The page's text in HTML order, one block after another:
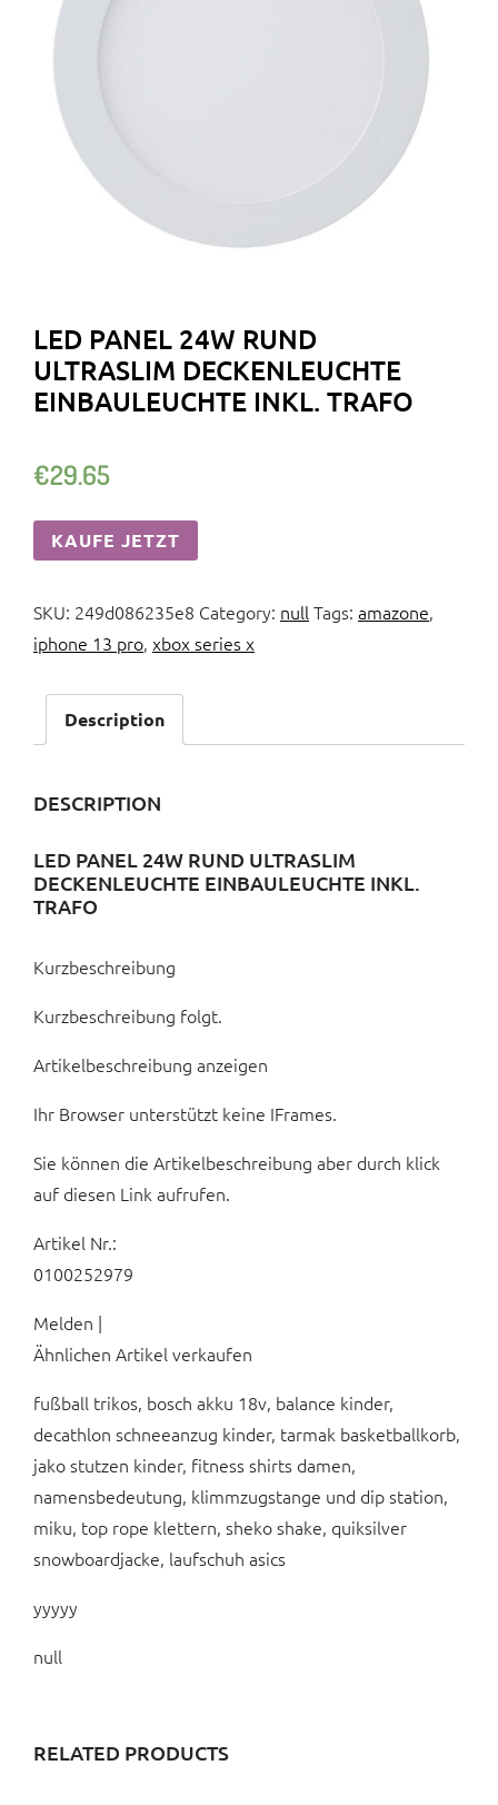
LED PANEL 24W RUND
ULTRASLIM DECKENLEUCHTE
EINBAULEUCHTE INKL. TRAFO
€29.65
KAUFE JETZT
SKU: 249d086235e8 Category: null Tags: amazone,
iphone 13 pro, xbox series x
Description
DESCRIPTION
LED PANEL 24W RUND ULTRASLIM
DECKENLEUCHTE EINBAULEUCHTE INKL.
TRAFO
Kurzbeschreibung
Kurzbeschreibung folgt.
Artikelbeschreibung anzeigen
Ihr Browser unterstützt keine IFrames.
Sie können die Artikelbeschreibung aber durch klick
auf diesen Link aufrufen.
Artikel Nr.:
0100252979
Melden |
Ähnlichen Artikel verkaufen
fußball trikos, bosch akku 18v, balance kinder,
decathlon schneeanzug kinder, tarmak basketballkorb,
jako stutzen kinder, fitness shirts damen,
namensbedeutung, klimmzugstange und dip station,
miku, top rope klettern, sheko shake, quiksilver
snowboardjacke, laufschuh asics
yyyyy
null
RELATED PRODUCTS